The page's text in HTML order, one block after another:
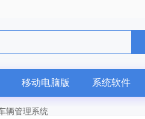
移动电脑版 系统软件
辆管理系统